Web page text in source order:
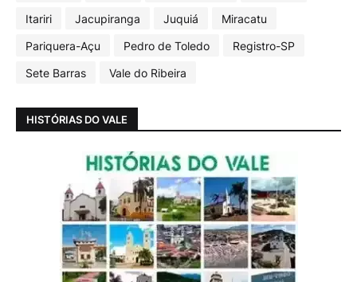
Itariri
Jacupiranga Juquiá
Miracatu
Pariquera-Açu
Pedro de Toledo
Registro-SP
Sete Barras
Vale do Ribeira
HISTÓRIAS DO VALE